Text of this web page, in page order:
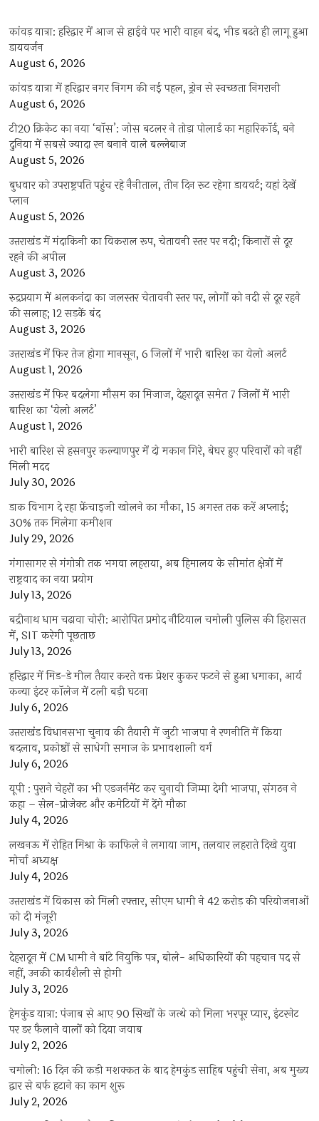
कांवड़ यात्रा: हरिद्वार में आज से हाईवे पर भारी वाहन बंद, भीड़ बढ़ते ही लागू हुआ
डायवर्जन
August 6, 2026
कांवड़ यात्रा में हरिद्वार नगर निगम की नई पहल, ड्रोन से स्वच्छता निगरानी
August 6, 2026
टी20 क्रिकेट का नया ‘बॉस’: जोस बटलर ने तोड़ा पोलार्ड का महारिकॉर्ड, बने
दुनिया में सबसे ज्यादा रन बनाने वाले बल्लेबाज
August 5, 2026
बुधवार को उपराष्ट्रपति पहुंच रहे नैनीताल, तीन दिन रूट रहेगा डायवर्ट; यहां देखें
प्‍लान
August 5, 2026
उत्तराखंड में मंदाकिनी का विकराल रूप, चेतावनी स्तर पर नदी; किनारों से दूर
रहने की अपील
August 3, 2026
रुद्रप्रयाग में अलकनंदा का जलस्तर चेतावनी स्तर पर, लोगों को नदी से दूर रहने
की सलाह; 12 सड़कें बंद
August 3, 2026
उत्तराखंड में फिर तेज होगा मानसून, 6 जिलों में भारी बारिश का येलो अलर्ट
August 1, 2026
उत्तराखंड में फिर बदलेगा मौसम का मिजाज, देहरादून समेत 7 जिलों में भारी
बारिश का ‘येलो अलर्ट’
August 1, 2026
भारी बारिश से हसनपुर कल्याणपुर में दो मकान गिरे, बेघर हुए परिवारों को नहीं
मिली मदद
July 30, 2026
डाक विभाग दे रहा फ्रेंचाइजी खोलने का मौका, 15 अगस्त तक करें अप्लाई;
30% तक मिलेगा कमीशन
July 29, 2026
गंगासागर से गंगोत्री तक भगवा लहराया, अब हिमालय के सीमांत क्षेत्रों में
राष्ट्रवाद का नया प्रयोग
July 13, 2026
बद्रीनाथ धाम चढ़ावा चोरी: आरोपित प्रमोद नौटियाल चमोली पुलिस की हिरासत
में, SIT करेगी पूछताछ
July 13, 2026
हरिद्वार में मिड-डे मील तैयार करते वक्त प्रेशर कुकर फटने से हुआ धमाका, आर्य
कन्या इंटर कॉलेज में टली बड़ी घटना
July 6, 2026
उत्तराखंंड विधानसभा चुनाव की तैयारी में जुटी भाजपा ने रणनीति में किया
बदलाव, प्रकोष्ठों से साधेगी समाज के प्रभावशाली वर्ग
July 6, 2026
यूपी : पुराने चेहरों का भी एडजर्नमेंट कर चुनावी जिम्मा देगी भाजपा, संगठन ने
कहा – सेल-प्रोजेक्ट और कमेटियों में देंगे मौका
July 4, 2026
लखनऊ में रोहित मिश्रा के काफिले ने लगाया जाम, तलवार लहराते दिखे युवा
मोर्चा अध्यक्ष
July 4, 2026
उत्तराखंड में विकास को मिली रफ्तार, सीएम धामी ने 42 करोड़ की परियोजनाओं
को दी मंजूरी
July 3, 2026
देहरादून में CM धामी ने बांटे नियुक्ति पत्र, बोले- अधिकारियों की पहचान पद से
नहीं, उनकी कार्यशैली से होगी
July 3, 2026
हेमकुंड यात्रा: पंजाब से आए 90 सिखों के जत्थे को मिला भरपूर प्यार, इंटरनेट
पर डर फैलाने वालों को दिया जवाब
July 2, 2026
चमोली: 16 दिन की कड़ी मशक्कत के बाद हेमकुंड साहिब पहुंची सेना, अब मुख्य
द्वार से बर्फ हटाने का काम शुरू
July 2, 2026